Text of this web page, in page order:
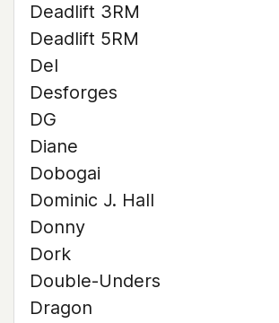
Deadlift 3RM
Deadlift 5RM
Del
Desforges
DG
Diane
Dobogai
Dominic J. Hall
Donny
Dork
Double-Unders
Dragon